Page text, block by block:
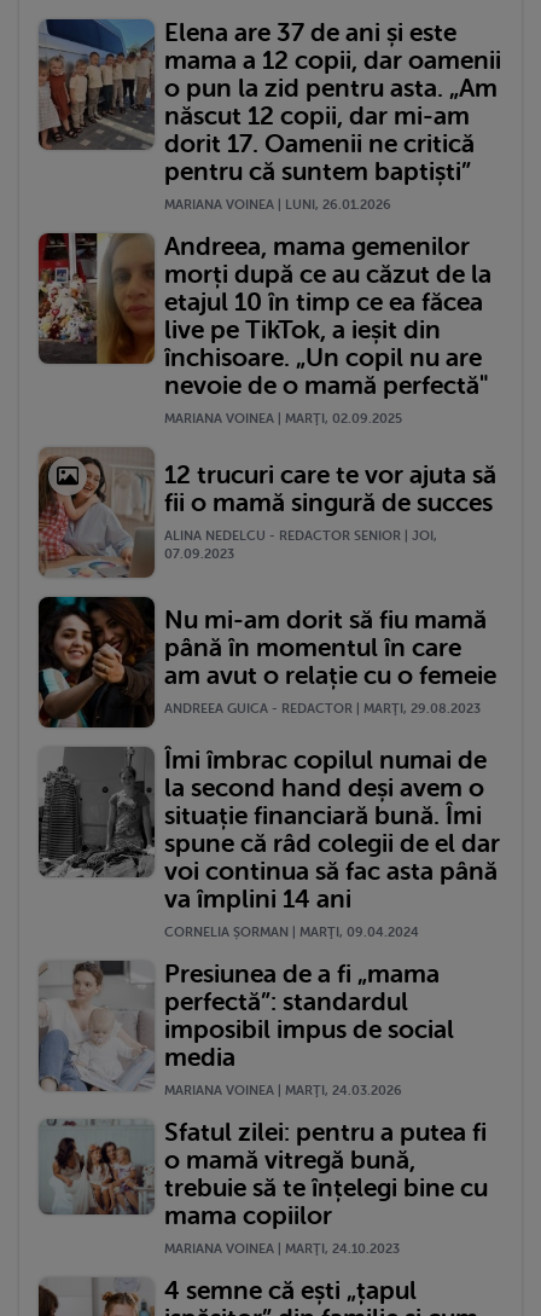
Elena are 37 de ani și este
mama a 12 copii, dar oamenii
o pun la zid pentru asta. „Am
născut 12 copii, dar mi-am
dorit 17. Oamenii ne critică
pentru că suntem baptiști”
MARIANA VOINEA | LUNI, 26.01.2026
Andreea, mama gemenilor
morți după ce au căzut de la
etajul 10 în timp ce ea făcea
live pe TikTok, a ieșit din
închisoare. „Un copil nu are
nevoie de o mamă perfectă"
MARIANA VOINEA | MARŢI, 02.09.2025
12 trucuri care te vor ajuta să
fii o mamă singură de succes
ALINA NEDELCU - REDACTOR SENIOR | JOI,
07.09.2023
Nu mi-am dorit să fiu mamă
până în momentul în care
am avut o relație cu o femeie
ANDREEA GUICA - REDACTOR | MARŢI, 29.08.2023
Îmi îmbrac copilul numai de
la second hand deși avem o
situație financiară bună. Îmi
spune că râd colegii de el dar
voi continua să fac asta până
va împlini 14 ani
CORNELIA ȘORMAN | MARŢI, 09.04.2024
Presiunea de a fi „mama
perfectă”: standardul
imposibil impus de social
media
MARIANA VOINEA | MARŢI, 24.03.2026
Sfatul zilei: pentru a putea fi
o mamă vitregă bună,
trebuie să te înțelegi bine cu
mama copiilor
MARIANA VOINEA | MARŢI, 24.10.2023
4 semne că ești „țapul